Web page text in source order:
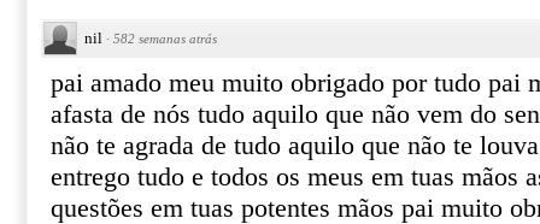
nil · 582 semanas atrás
pai amado meu muito obrigado por tudo pai
afasta de nós tudo aquilo que não vem do
não te agrada de tudo aquilo que não te
entrego tudo e todos os meus em tuas mãos
questões em tuas potentes mãos pai muito